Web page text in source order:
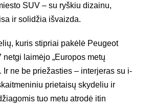
SUV – su ryškiu dizainu,
ir solidžia išvaizda.
kuris stipriai pakėlė Peugeot
laimėjo „Europos metų
Ir ne be priežasties – interjeras su i-
prietaisų skydeliu ir
tuo metu atrodė itin